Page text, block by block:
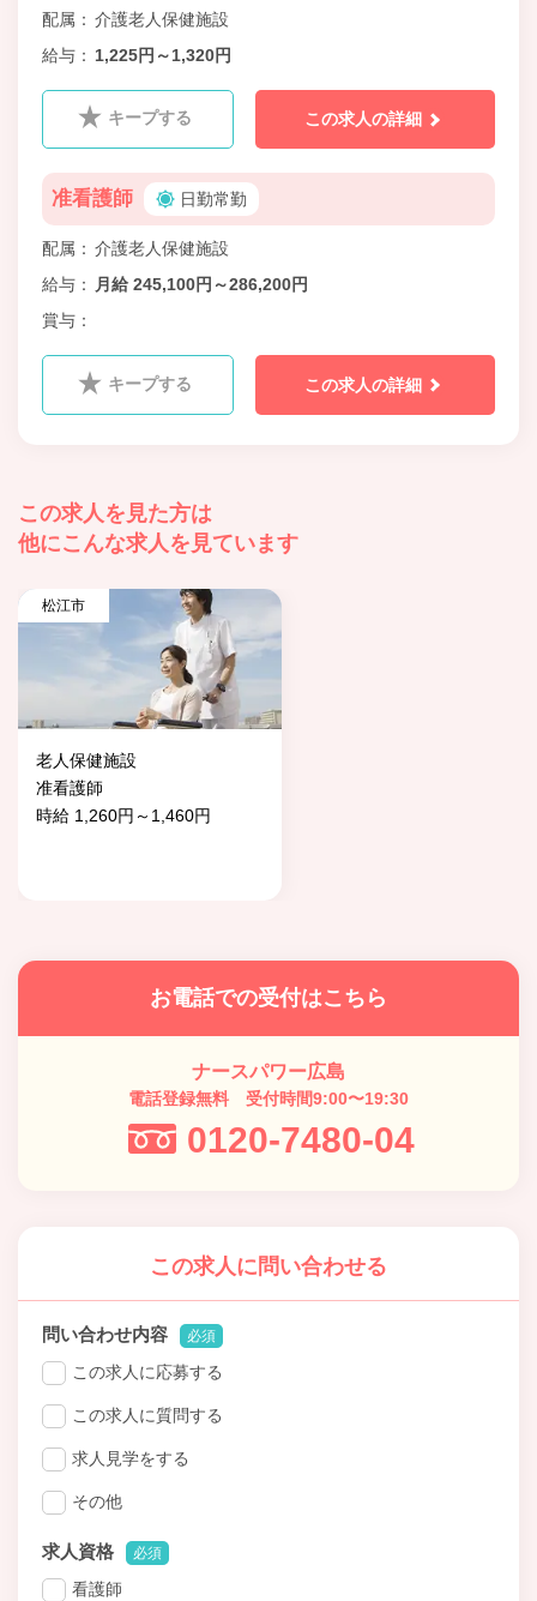
配属
介護老人保健施設
給与
1,225円～1,320円
キープする この求人の詳細
准看護師 日勤常勤
配属
介護老人保健施設
給与
月給 245,100円～286,200円
賞与
キープする この求人の詳細
この求人を見た方は
他にこんな求人を見ています
松江市
老人保健施設
准看護師
時給 1,260円～1,460円
お電話での受付はこちら
ナースパワー広島
電話登録無料 受付時間9:00〜19:30
0120-7480-04
この求人に問い合わせる
問い合わせ内容 必須
この求人に応募する
この求人に質問する
求人見学をする
その他
求人資格 必須
看護師